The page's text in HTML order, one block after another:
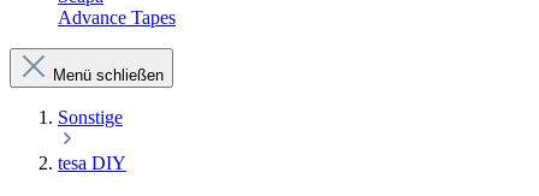
Advance Tapes
Menü schließen
Sonstige
tesa DIY